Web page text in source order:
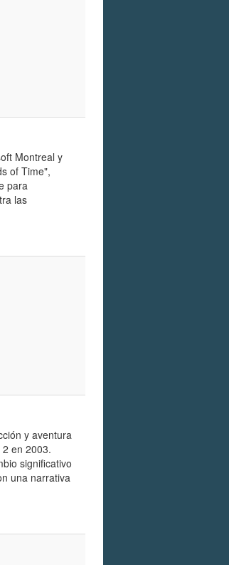
Montreal y
of Time",
para
las
y aventura
en 2003.
significativo
una narrativa